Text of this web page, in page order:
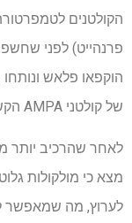
פרנהייט) לפני
של קולטני AMPA הקשורים למולקולת האיתות העיקרית, גלוטמט.
מצא כי מולקולות
לערוץ, מה שמאפשר